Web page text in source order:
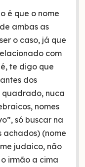
é que o nome
ambas as
o caso, já que
com
te digo que
dos
quadrado, nuca
nomes
só buscar na
achados) (nome
judaico, não
irmão a cima